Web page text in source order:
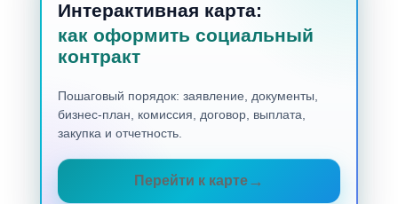
Интерактивная карта:
как оформить социальный
контракт
Пошаговый порядок: заявление, документы,
бизнес-план, комиссия, договор, выплата,
закупка и отчетность.
Перейти к карте